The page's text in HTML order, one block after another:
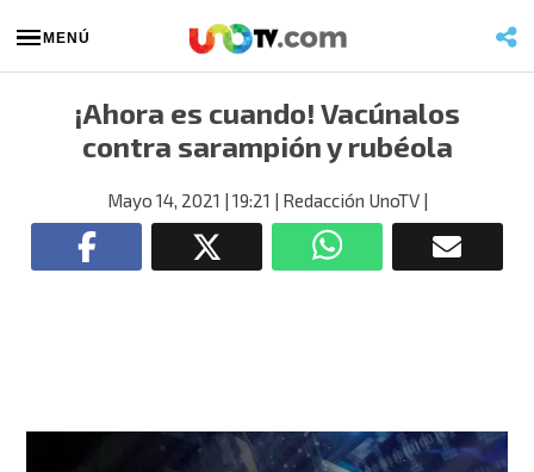
MENÚ
¡Ahora es cuando! Vacúnalos
contra sarampión y rubéola
Mayo 14, 2021 | 19:21 | Redacción UnoTV|